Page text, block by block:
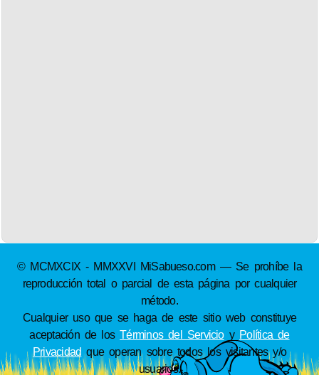
© MCMXCIX - MMXXVI MiSabueso.com — Se prohíbe la
reproducción total o parcial de esta página por cualquier
método.
Cualquier uso que se haga de este sitio web constituye
aceptación de losTérminos del Servicioy Política de
Privacidad que operan sobre todos los visitantes y/o
usuarios.